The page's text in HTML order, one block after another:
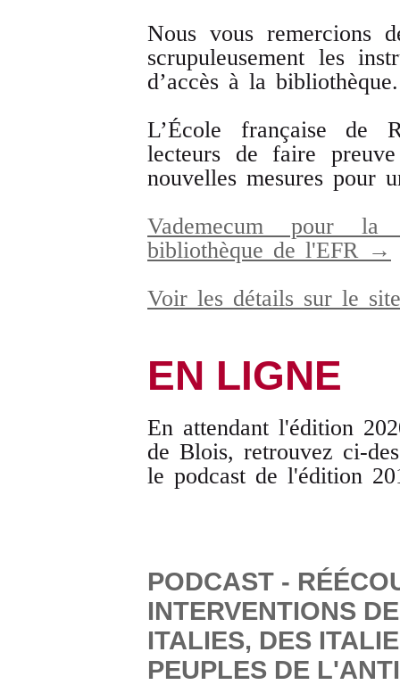
Nous vous remercions
scrupuleusement les
d’accès à la bibliothèque.
L’École française de
lecteurs de faire
nouvelles mesures pour
Vademecum pour
bibliothèque de l'EFR →
Voir les détails sur le
EN LIGNE
En attendant l'édition
de Blois, retrouvez ci-
le podcast de l'édition
PODCAST -
INTERVENTIONS
ITALIES, DES
PEUPLES DE